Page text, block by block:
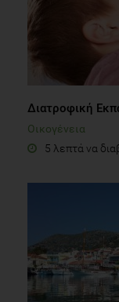
Διατροφική
Οικογένεια
5 λεπτά να